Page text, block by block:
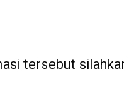
tersebut